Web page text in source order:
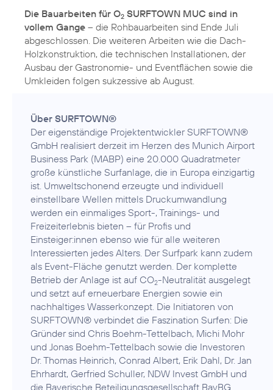
Die Bauarbeiten für O2 SURFTOWN MUC sind in
vollem Gange – die Rohbauarbeiten sind Ende Juli
abgeschlossen. Die weiteren Arbeiten wie die Dach-
Holzkonstruktion, die technischen Installationen, der
Ausbau der Gastronomie- und Eventflächen sowie die
Umkleiden folgen sukzessive ab August.
Über SURFTOWN®
Der eigenständige Projektentwickler SURFTOWN®
GmbH realisiert derzeit im Herzen des Munich Airport
Business Park (MABP) eine 20.000 Quadratmeter
große künstliche Surfanlage, die in Europa einzigartig
ist. Umweltschonend erzeugte und individuell
einstellbare Wellen mittels Druckumwandlung
werden ein einmaliges Sport-, Trainings- und
Freizeiterlebnis bieten – für Profis und
Einsteiger:innen ebenso wie für alle weiteren
Interessierten jedes Alters. Der Surfpark kann zudem
als Event-Fläche genutzt werden. Der komplette
Betrieb der Anlage ist auf CO2-Neutralität ausgelegt
und setzt auf erneuerbare Energien sowie ein
nachhaltiges Wasserkonzept. Die Initiatoren von
SURFTOWN® verbindet die Faszination Surfen: Die
Gründer sind Chris Boehm-Tettelbach, Michi Mohr
und Jonas Boehm-Tettelbach sowie die Investoren
Dr. Thomas Heinrich, Conrad Albert, Erik Dahl, Dr. Jan
Ehrhardt, Gerfried Schuller, NDW Invest GmbH und
die Bayerische Beteiligungsgesellschaft BayBG.